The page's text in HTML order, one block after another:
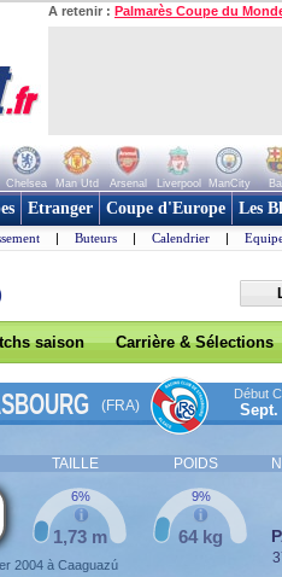
A retenir : Palmarès Coupe du
Chelsea Man Utd Arsenal Liverpool ManCity
Etranger Coupe d'Europe Les
| Buteurs | Calendrier |
saison Carrière & Sélections
(FRA)
Début
Sept.
TAILLE POIDS
2004 à Caaguazú
1,73 m
6%
64 kg
9%